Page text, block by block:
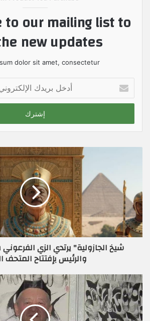
to our mailing list to
new updates!
dolor sit amet, consectetur.
خ
ب
ي
إ
ل
ك
ت
ي
شيخ الجازولية" يرتدي الزي
والرئيس بإفتتاح المتحف